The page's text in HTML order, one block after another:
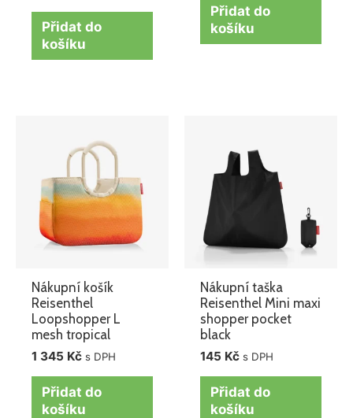
Přidat do
košíku
Přidat do
košíku
Nákupní košík
Reisenthel
Loopshopper L
mesh tropical
1 345 Kč s DPH
Přidat do
košíku
Nákupní taška
Reisenthel Mini maxi
shopper pocket
black
145 Kč s DPH
Přidat do
košíku